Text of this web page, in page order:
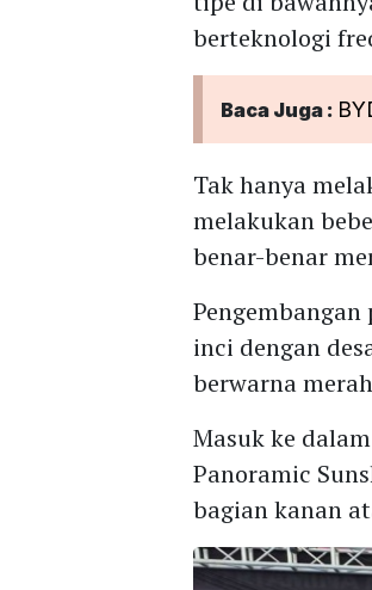
berteknologi
Baca Juga :
Tak hanya
melakukan
benar-benar
inci dengan
berwarna
Masuk ke
Panoramic
bagian kanan